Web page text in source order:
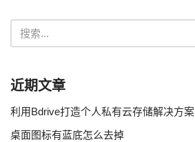
近期文章
利用Bdrive打造个人私有云存储解决方案
桌面图标有蓝底怎么去掉